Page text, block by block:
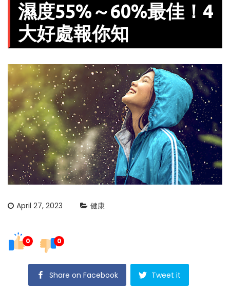
濕度55%～60%最佳！4
大好處報你知
April 27, 2023 健康
0 0
Share on Facebook Tweet it